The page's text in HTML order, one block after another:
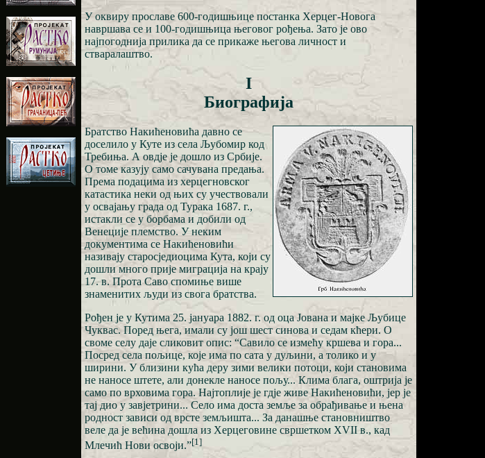
У оквиру прославе 600-годишњице постанка Херцег-Новога
навршава се и 100-годишњица његовог рођења. Зато је ово
најпогоднија прилика да се прикаже његова личност и
стваралаштво.
I
Биографија
Братство Накићеновића давно се
доселило у Куте из села Љубомир код
Требиња. А овдје је дошло из Србије.
О томе казују само сачувана предања.
Према подацима из херцегновског
катастика неки од њих су учествовали
у освајању града од Турака 1687. г.,
истакли се у борбама и добили од
Венеције племство. У неким
документима се Накићеновићи
називају старосједиоцима Кута, који су
дошли много прије миграција на крају
17. в. Прота Саво спомиње више
знаменитих људи из свога братства.
Рођен је у Кутима 25. јануара 1882. г. од оца Јована и мајке Љубице
Чуквас. Поред њега, имали су још шест синова и седам кћери. О
своме селу даје сликовит опис: “Савило се измећу кршева и гора...
Посред села пољице, које има по сата у дуљини, а толико и у
ширини. У близини кућа деру зими велики потоци, који становима
не наносе штете, али донекле наносе пољу... Клима блага, оштрија је
само по врховима гора. Најтоплије је гдје живе Накићеновићи, јер је
тај дио у завјетрини... Село има доста земље за обрађивање и њена
родност зависи од врсте земљишта... За данашње становништво
веле да је већина дошла из Херцеговине свршетком XVII в., кад
Млечић Нови освоји.”[1]